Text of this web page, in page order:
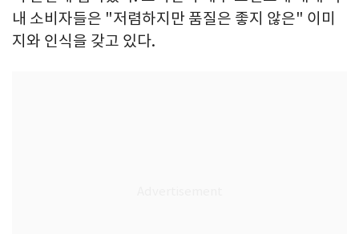
내 소비자들은 "저렴하지만 품질은 좋지 않은" 이미
지와 인식을 갖고 있다.